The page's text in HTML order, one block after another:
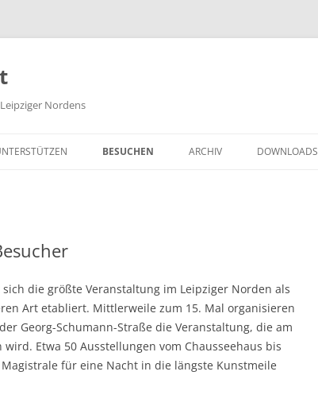
Nordens
BESUCHEN ARCHIV DOWNLOADS
die größte Veranstaltung im Leipziger Norden als
Art etabliert. Mittlerweile zum 15. Mal organisieren
Georg-Schumann-Straße die Veranstaltung, die am
Etwa 50 Ausstellungen vom Chausseehaus bis
für eine Nacht in die längste Kunstmeile